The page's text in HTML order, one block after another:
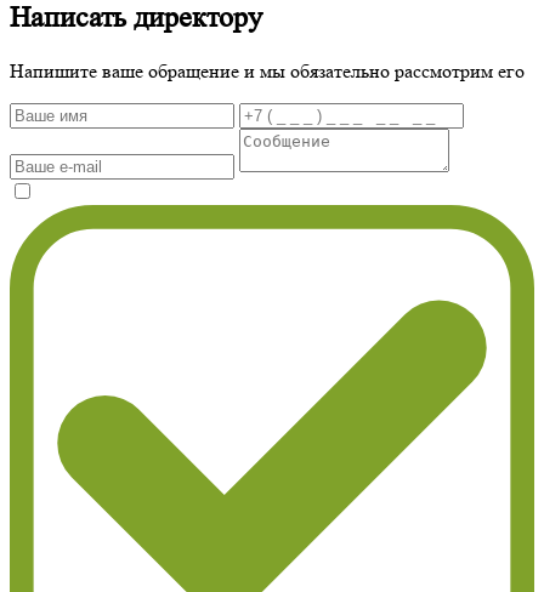
Написать директору
Напишите ваше обращение и мы обязательно рассмотрим его